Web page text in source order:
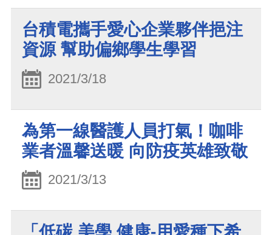
台積電攜手愛心企業夥伴挹注
資源 幫助偏鄉學生學習
2021/3/18
為第一線醫護人員打氣！咖啡
業者溫馨送暖 向防疫英雄致敬
2021/3/13